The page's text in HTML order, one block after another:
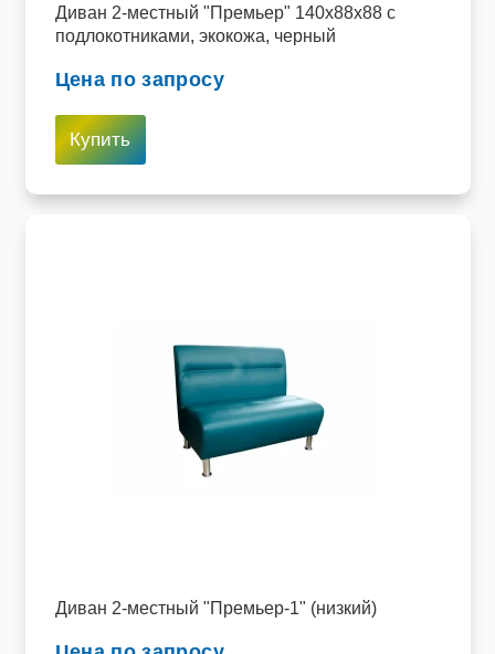
Диван 2-местный "Премьер" 140х88х88 c
подлокотниками, экокожа, черный
Цена по запросу
Купить
Диван 2-местный "Премьер-1" (низкий)